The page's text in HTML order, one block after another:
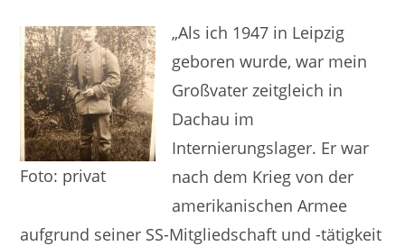
Foto: privat
„Als ich 1947 in Leipzig
geboren wurde, war mein
Großvater zeitgleich in
Dachau im
Internierungslager. Er war
nach dem Krieg von der
amerikanischen Armee
aufgrund seiner SS-Mitgliedschaft und -tätigkeit